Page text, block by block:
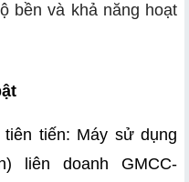
bền và khả năng hoạt
tiến: Máy sử dụng
liên doanh GMCC-